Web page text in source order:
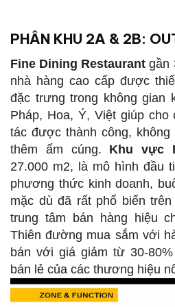
PHÂN KHU 2A & 2B:
Fine Dining Restaurant gần
nhà hàng cao cấp được
đặc trưng trong không gian
Pháp, Hoa, Ý, Việt giúp cho
tác được thành công,
thêm ấm cúng. Khu vực
27.000 m2, là mô hình đầu
phương thức kinh doanh,
mặc dù đã rất phổ biến
trung tâm bán hàng hiệu
Thiên đường mua sắm với
bán với giá giảm từ 30-
bán lẻ của các thương hiệu